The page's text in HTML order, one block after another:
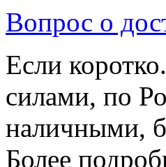
Вопрос о
Если
силами, по
наличными,
Более